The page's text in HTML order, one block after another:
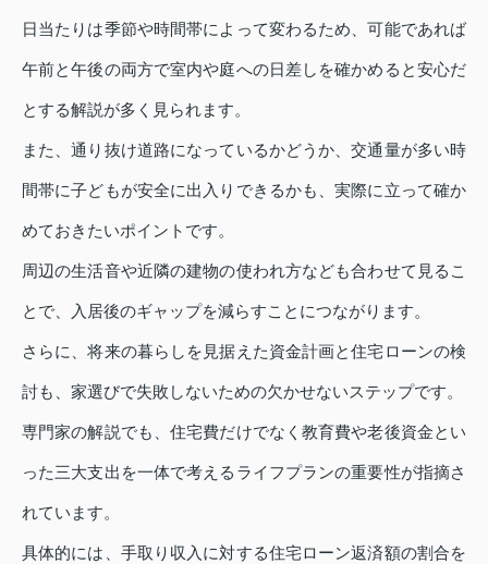
日当たりは季節や時間帯によって変わるため、可能であれば
午前と午後の両方で室内や庭への日差しを確かめると安心だ
とする解説が多く見られます。
また、通り抜け道路になっているかどうか、交通量が多い時
間帯に子どもが安全に出入りできるかも、実際に立って確か
めておきたいポイントです。
周辺の生活音や近隣の建物の使われ方なども合わせて見るこ
とで、入居後のギャップを減らすことにつながります。
さらに、将来の暮らしを見据えた資金計画と住宅ローンの検
討も、家選びで失敗しないための欠かせないステップです。
専門家の解説でも、住宅費だけでなく教育費や老後資金とい
った三大支出を一体で考えるライフプランの重要性が指摘さ
れています。
具体的には、手取り収入に対する住宅ローン返済額の割合を